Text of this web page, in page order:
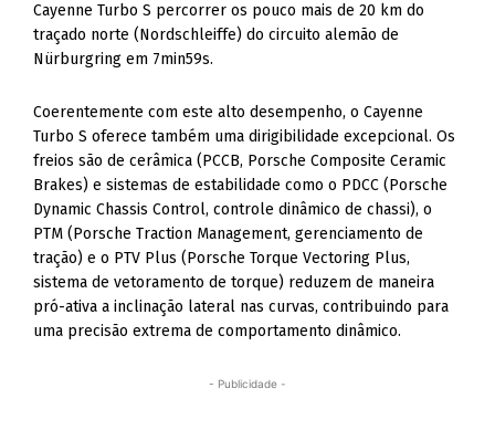
Cayenne Turbo S percorrer os pouco mais de 20 km do
traçado norte (Nordschleiffe) do circuito alemão de
Nürburgring em 7min59s.
Coerentemente com este alto desempenho, o Cayenne
Turbo S oferece também uma dirigibilidade excepcional. Os
freios são de cerâmica (PCCB, Porsche Composite Ceramic
Brakes) e sistemas de estabilidade como o PDCC (Porsche
Dynamic Chassis Control, controle dinâmico de chassi), o
PTM (Porsche Traction Management, gerenciamento de
tração) e o PTV Plus (Porsche Torque Vectoring Plus,
sistema de vetoramento de torque) reduzem de maneira
pró-ativa a inclinação lateral nas curvas, contribuindo para
uma precisão extrema de comportamento dinâmico.
- Publicidade -